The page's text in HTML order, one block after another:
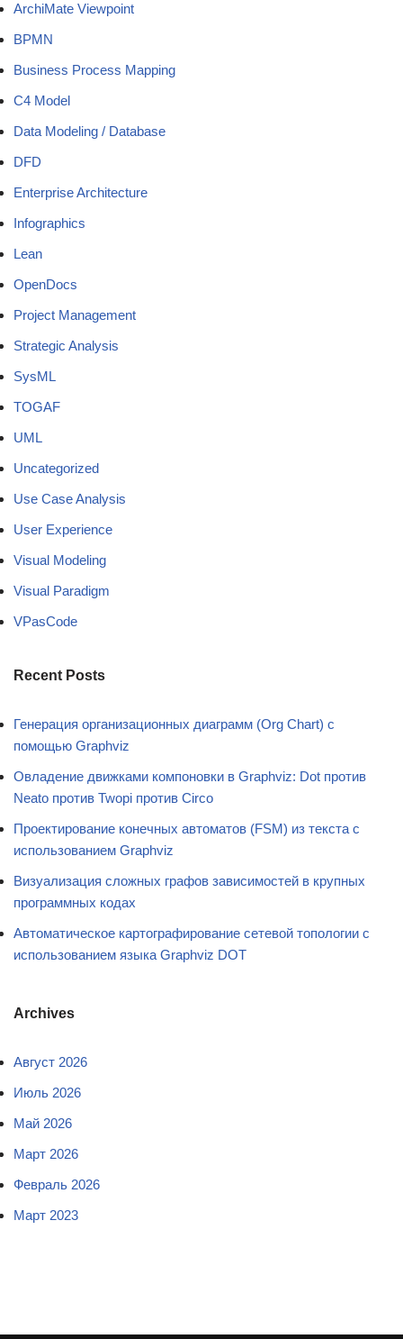
ArchiMate Viewpoint
BPMN
Business Process Mapping
C4 Model
Data Modeling / Database
DFD
Enterprise Architecture
Infographics
Lean
OpenDocs
Project Management
Strategic Analysis
SysML
TOGAF
UML
Uncategorized
Use Case Analysis
User Experience
Visual Modeling
Visual Paradigm
VPasCode
Recent Posts
Генерация организационных диаграмм (Org Chart) с
помощью Graphviz
Овладение движками компоновки в Graphviz: Dot против
Neato против Twopi против Circo
Проектирование конечных автоматов (FSM) из текста с
использованием Graphviz
Визуализация сложных графов зависимостей в крупных
программных кодах
Автоматическое картографирование сетевой топологии с
использованием языка Graphviz DOT
Archives
Август 2026
Июль 2026
Май 2026
Март 2026
Февраль 2026
Март 2023